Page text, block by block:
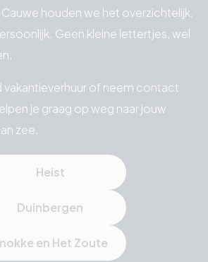
houden we het overzichtelijk,
Geen kleine lettertjes, wel
vakantieverhuur of neem contact
je graag op weg naar jouw
zee.
Heist
Duinbergen
en Het Zoute